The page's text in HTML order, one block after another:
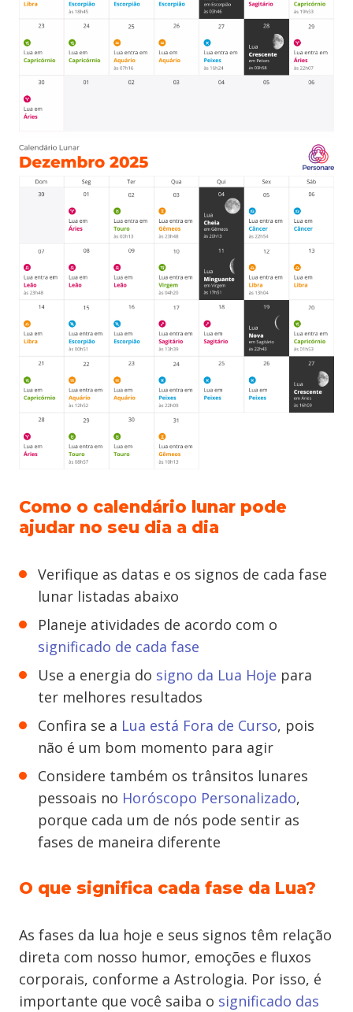
Como o calendário lunar pode
ajudar no seu dia a dia
Verifique as datas e os signos de cada fase
lunar listadas abaixo
Planeje atividades de acordo com o
significado de cada fase
Use a energia do signo da Lua Hoje para
ter melhores resultados
Confira se a Lua está Fora de Curso, pois
não é um bom momento para agir
Considere também os trânsitos lunares
pessoais no Horóscopo Personalizado,
porque cada um de nós pode sentir as
fases de maneira diferente
O que significa cada fase da Lua?
As fases da lua hoje e seus signos têm relação
direta com nosso humor, emoções e fluxos
corporais, conforme a Astrologia. Por isso, é
importante que você saiba o significado das